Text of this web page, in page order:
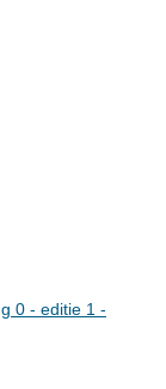
0 - editie 1 -